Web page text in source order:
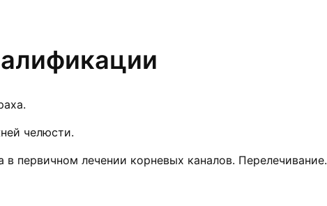
челюсти.
первичном лечении корневых каналов. Перелечивание.